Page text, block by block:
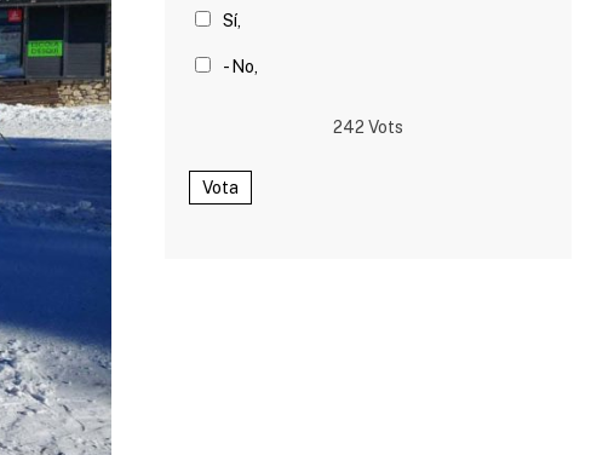
Sí,
- No,
242 Vots
Vota